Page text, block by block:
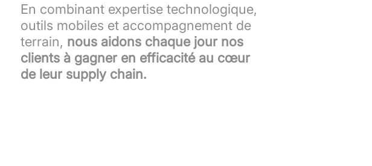
En combinant expertise technologique,
outils mobiles et accompagnement de
terrain, nous aidons chaque jour nos
clients à gagner en efficacité au cœur
de leur supply chain.